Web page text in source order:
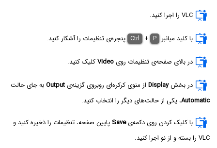
VLC را اجرا کنید.
با کلید میانبر Ctrl + P پنجره‌ی تنظیمات را آشکار کنید.
در بالای صفحه‌ی تنظیمات روی Videoکلیک کنید.
در بخشDisplay از منوی کرکره‌ای روبروی گزینه‌ی Outputبه جای حالت
Automatic، یکی از حالت‌های دیگر را انتخاب کنید.
با کلیک کردن روی دکمه‌یSave پایین صفحه، تنظیمات را ذخیره کنید و
VLC را بسته و از نو اجرا کنید.